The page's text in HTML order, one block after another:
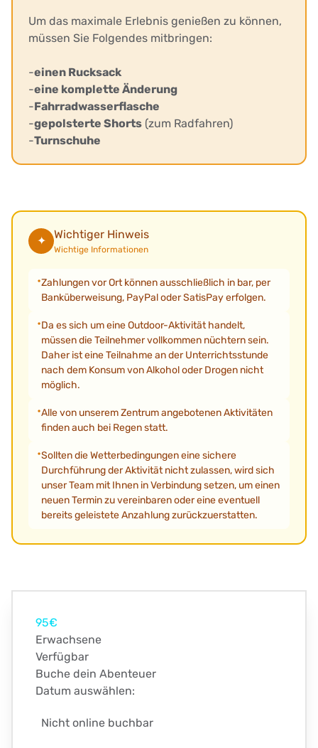
Um das maximale Erlebnis genießen zu können,
müssen Sie Folgendes mitbringen:
-einen Rucksack
-eine komplette Änderung
-Fahrradwasserflasche
-gepolsterte Shorts (zum Radfahren)
-Turnschuhe
✦ Wichtiger Hinweis
Wichtige Informationen
Zahlungen vor Ort können ausschließlich in bar, per
Banküberweisung, PayPal oder SatisPay erfolgen.
Da es sich um eine Outdoor-Aktivität handelt,
müssen die Teilnehmer vollkommen nüchtern sein.
Daher ist eine Teilnahme an der Unterrichtsstunde
nach dem Konsum von Alkohol oder Drogen nicht
möglich.
Alle von unserem Zentrum angebotenen Aktivitäten
finden auch bei Regen statt.
Sollten die Wetterbedingungen eine sichere
Durchführung der Aktivität nicht zulassen, wird sich
unser Team mit Ihnen in Verbindung setzen, um einen
neuen Termin zu vereinbaren oder eine eventuell
bereits geleistete Anzahlung zurückzuerstatten.
95€
Erwachsene
Verfügbar
Buche dein Abenteuer
Datum auswählen:
Nicht online buchbar